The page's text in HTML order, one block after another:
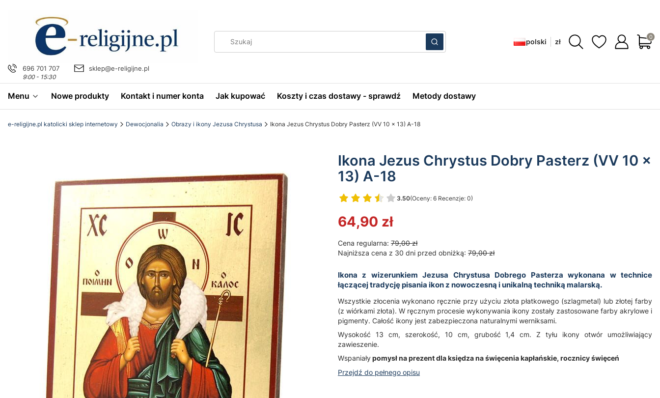
696 701 707
9:00 - 15:30
sklep@e-religijne.pl
WyczyśćSzukaj polski zł
Menu Nowe produkty Kontakt i numer konta Jak kupować Koszty i czas dostawy - sprawdź Metody dostawy
e-religijne.pl katolicki sklep internetowy Dewocjonalia Obrazy i ikony Jezusa Chrystusa Ikona Jezus Chrystus Dobry Pasterz (VV 10 x 13) A-18
Ikona Jezus Chrystus Dobry Pasterz (VV 10 x
13) A-18
3.50(Oceny: 6 Recenzje: 0)
Przejdź do sekcji Opinie
64,90 zł
Cena regularna: 79,00 zł
Najniższa cena z 30 dni przed obniżką: 79,00 zł
Ikona z wizerunkiemJezusa Chrystusa Dobrego Pasterza wykonana w technice
łączącej tradycję pisania ikon z nowoczesną i unikalną techniką malarską.
Wszystkie złocenia wykonano ręcznie przy użyciu złota płatkowego (szlagmetal) lub złotej farby
(z wiórkami złota). W ręcznym procesie wykonywania ikony zostały zastosowane farby akrylowe i
pigmenty. Całość ikony jest zabezpieczona naturalnymi werniksami.
Wysokość 13 cm, szerokość, 10 cm, grubość 1,4 cm. Z tyłu ikony otwór umożliwiający
zawieszenie.
Wspaniałypomysł na prezent dla księdza na święcenia kapłańskie, rocznicy święceń
Przejdź do pełnego opisu